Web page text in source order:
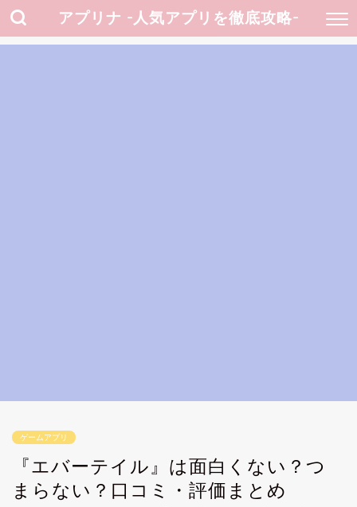
アプリナ -人気アプリを徹底攻略-
ゲームアプリ
『エバーテイル』は面白くない？つ
まらない？口コミ・評価まとめ